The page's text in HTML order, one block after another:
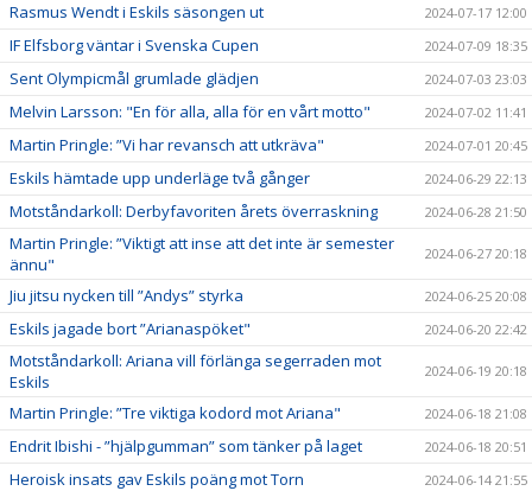
Rasmus Wendt i Eskils säsongen ut 2024-07-17 12:00
IF Elfsborg väntar i Svenska Cupen 2024-07-09 18:35
Sent Olympicmål grumlade glädjen 2024-07-03 23:03
Melvin Larsson: "En för alla, alla för en vårt motto" 2024-07-02 11:41
Martin Pringle: ”Vi har revansch att utkräva" 2024-07-01 20:45
Eskils hämtade upp underläge två gånger 2024-06-29 22:13
Motståndarkoll: Derbyfavoriten årets överraskning 2024-06-28 21:50
Martin Pringle: ”Viktigt att inse att det inte är semester
ännu"
2024-06-27 20:18
Jiu jitsu nycken till ”Andys” styrka 2024-06-25 20:08
Eskils jagade bort ”Arianaspöket" 2024-06-20 22:42
Motståndarkoll: Ariana vill förlänga segerraden mot
Eskils
2024-06-19 20:18
Martin Pringle: ”Tre viktiga kodord mot Ariana" 2024-06-18 21:08
Endrit Ibishi - ”hjälpgumman” som tänker på laget 2024-06-18 20:51
Heroisk insats gav Eskils poäng mot Torn 2024-06-14 21:55